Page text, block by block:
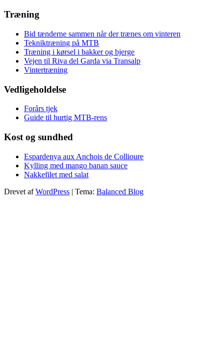
Træning
Bid tænderne sammen når der trænes om vinteren
Tekniktræning på MTB
Træning i kørsel i bakker og bjerge
Vejen til Riva del Garda via Transalp
Vintertræning
Vedligeholdelse
Forårs tjek
Guide til hurtig MTB-rens
Kost og sundhed
Espardenya aux Anchois de Collioure
Kylling med mango banan sauce
Nakkefilet med salat
Drevet afWordPress | Tema: Balanced Blog